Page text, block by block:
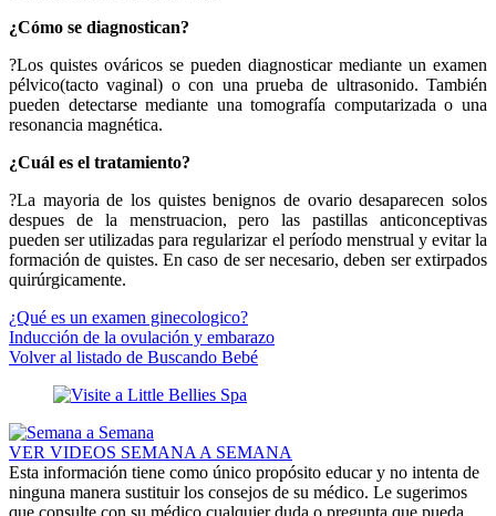
¿Cómo se diagnostican?
?Los quistes ováricos se pueden diagnosticar mediante un examen
pélvico(tacto vaginal) o con una prueba de ultrasonido. También
pueden detectarse mediante una tomografía computarizada o una
resonancia magnética.
¿Cuál es el tratamiento?
?La mayoria de los quistes benignos de ovario desaparecen solos
despues de la menstruacion, pero las pastillas anticonceptivas
pueden ser utilizadas para regularizar el período menstrual y evitar la
formación de quistes. En caso de ser necesario, deben ser extirpados
quirúrgicamente.
¿Qué es un examen ginecologico?
Inducción de la ovulación y embarazo
Volver al listado de Buscando Bebé
VER VIDEOS SEMANA A SEMANA
Esta información tiene como único propósito educar y no intenta de
ninguna manera sustituir los consejos de su médico. Le sugerimos
que consulte con su médico cualquier duda o pregunta que pueda